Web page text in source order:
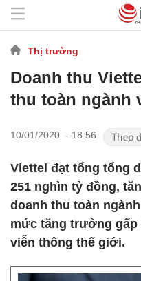
Thị trường
Doanh thu
thu toàn ngành
10/01/2020 - 18:56
Viettel đạt tổng tổng
251 nghìn tỷ đồng,
doanh thu toàn
mức tăng trưởng
viễn thông thế giới.